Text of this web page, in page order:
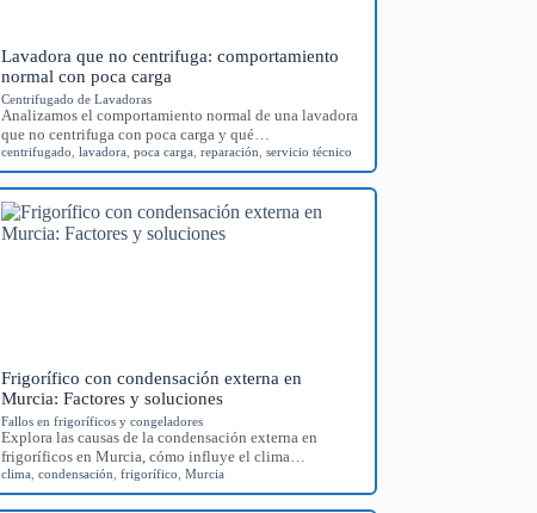
Lavadora que no centrifuga: comportamiento
normal con poca carga
Centrifugado de Lavadoras
Analizamos el comportamiento normal de una lavadora
que no centrifuga con poca carga y qué…
centrifugado ,lavadora ,poca carga ,reparación ,servicio técnico
Frigorífico con condensación externa en
Murcia: Factores y soluciones
Fallos en frigoríficos y congeladores
Explora las causas de la condensación externa en
frigoríficos en Murcia, cómo influye el clima…
clima ,condensación ,frigorífico ,Murcia